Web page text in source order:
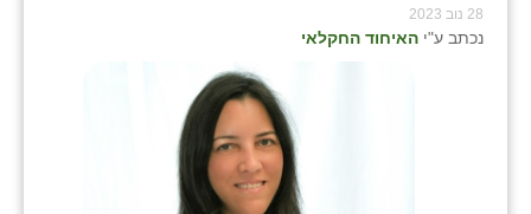
28 נוב 2023
נכתב ע"י האיחוד החקלאי כפר הרי״ף